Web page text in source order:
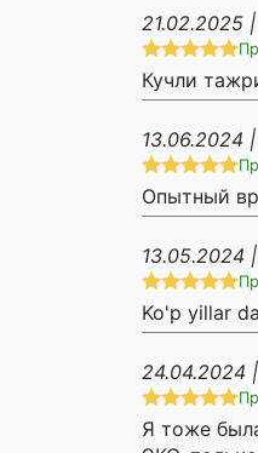
21.02.2025
Кучли
13.06.2024
Опытный
13.05.2024
Ko'p yillar
24.04.2024
Я тоже